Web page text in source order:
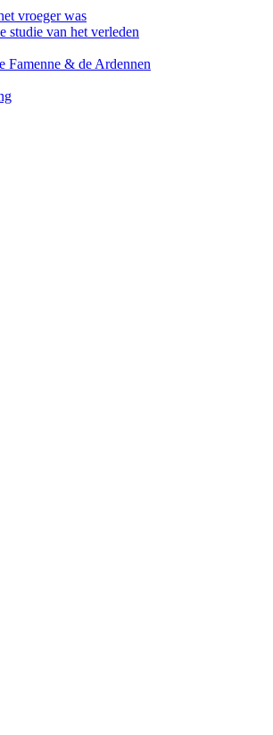
vroeger was
studie van het verleden
Famenne & de Ardennen